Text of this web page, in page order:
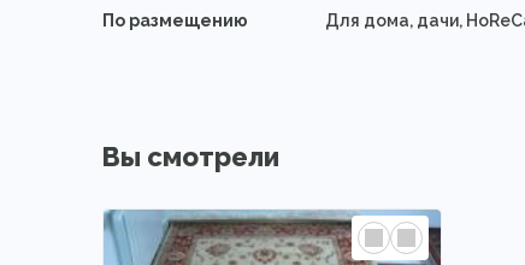
По размещению Для дома, дачи,
Вы смотрели